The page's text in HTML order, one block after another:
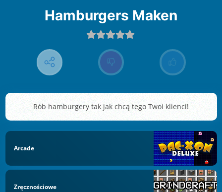
Hamburgers Maken
Rób hamburgery tak jak chcą tego Twoi klienci!
Arcade
Zręcznościowe